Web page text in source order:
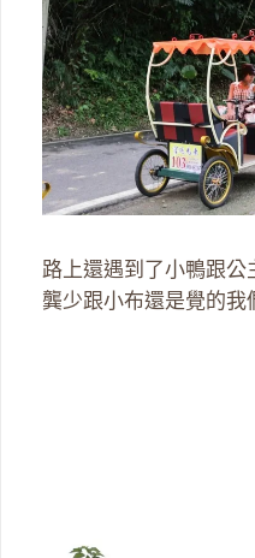
路上還遇到了小鴨跟
龔少跟小布還是覺的我